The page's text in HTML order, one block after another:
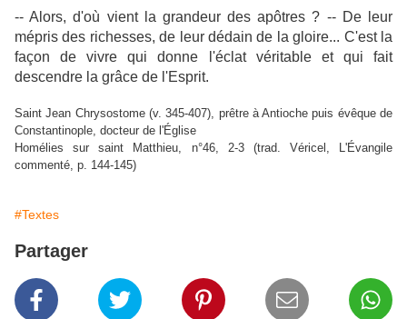
-- Alors, d'où vient la grandeur des apôtres ? -- De leur
mépris des richesses, de leur dédain de la gloire... C'est la
façon de vivre qui donne l'éclat véritable et qui fait
descendre la grâce de l'Esprit.
Saint Jean Chrysostome (v. 345-407), prêtre à Antioche puis évêque de
Constantinople, docteur de l'Église
Homélies sur saint Matthieu, n°46, 2-3 (trad. Véricel, L'Évangile
commenté, p. 144-145)
#Textes
Partager